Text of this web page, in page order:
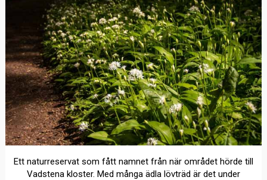
Ett naturreservat som fått namnet från när området hörde till
Vadstena kloster. Med många ädla lövträd är det under